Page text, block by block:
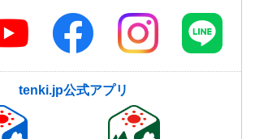
tenki.jp公式アプリ